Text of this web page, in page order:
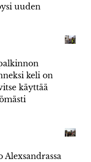
uuden
keli on
käyttää